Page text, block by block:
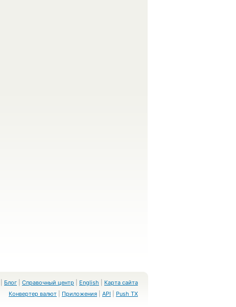
Блог Справочный центр English
Карта сайта
Конвертер валют
Приложения API Push TX